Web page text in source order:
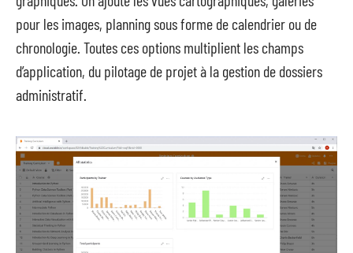
pour les images, planning sous forme de calendrier ou de
chronologie. Toutes ces options multiplient les champs
d’application, du pilotage de projet à la gestion de dossiers
administratif.